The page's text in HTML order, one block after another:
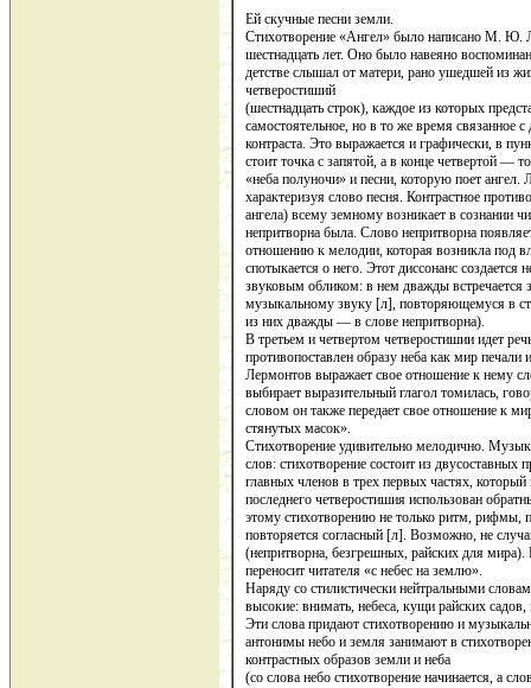
Ей скучные песни земли.
Стихотворение «Ангел» было написано М. Ю.
шестнадцать лет. Оно было навеяно
детстве слышал от матери, рано ушедшей из
четверостиший
(шестнадцать строк), каждое из которых
самостоятельное, но в то же время
контраста. Это выражается и графически, в
стоит точка с запятой, а в конце четвертой —
«неба полуночи» и песни, которую поет ангел.
характеризуя слово песня. Контрастное
ангела) всему земному возникает в сознании
непритворна была. Слово непритворна
отношению к мелодии, которая возникла под
спотыкается о него. Этот диссонанс создается
звуковым обликом: в нем дважды встречается
музыкальному звуку [л], повторяющемуся в
из них дважды — в слове непритворна).
В третьем и четвертом четверостишии идет
противопоставлен образу неба как мир печали
Лермонтов выражает свое отношение к нему
выбирает выразительный глагол томилась,
словом он также передает свое отношение к
стянутых масок».
Стихотворение удивительно мелодично.
слов: стихотворение состоит из
главных членов в трех первых частях,
последнего четверостишия использован
этому стихотворению не только ритм, рифмы,
повторяется согласный [л]. Возможно, не
(непритворна, безгрешных, райских для мира).
переносит читателя «с небес на землю».
Наряду со стилистически нейтральными
высокие: внимать, небеса, кущи райских садов,
Эти слова придают стихотворению и
антонимы небо и земля занимают в
контрастных образов земли и неба
(со слова небо стихотворение начинается, а